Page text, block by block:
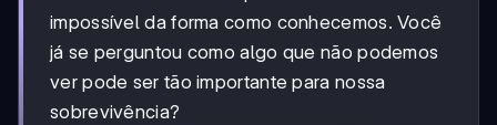
impossível da forma como conhecemos. Você
já se perguntou como algo que não podemos
ver pode ser tão importante para nossa
sobrevivência?